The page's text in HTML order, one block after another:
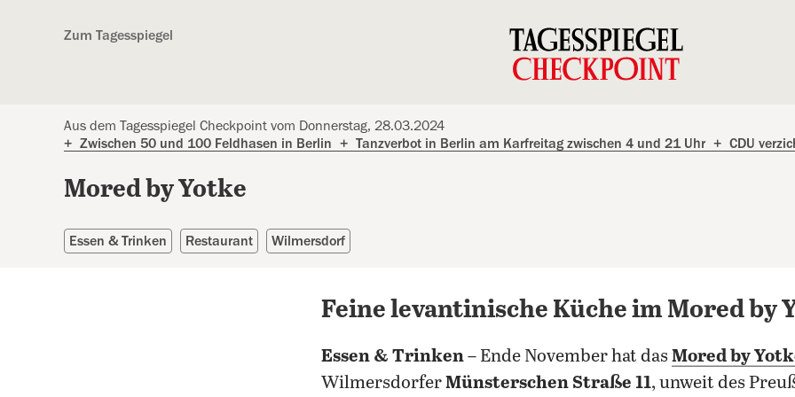
Zum Tagesspiegel
Aus dem Tagesspiegel Checkpoint vom Donnerstag, 28.03.2024
+ Zwischen 50 und 100 Feldhasen in Berlin + Tanzverbot in Berlin am Karfreitag zwischen 4 und 21 Uhr + CDU
Mored by Yotke
Essen & Trinken Restaurant Wilmersdorf
Feine levantinische Küche im Mored by
Essen & Trinken– Ende November hat dasMored by
WilmersdorferMünsterschen Straße 11, unweit des